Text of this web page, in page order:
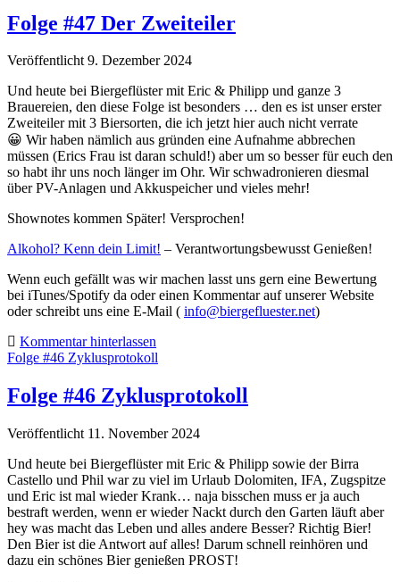
Folge #47 Der Zweiteiler
Veröffentlicht 9. Dezember 2024
Und heute bei Biergeflüster mit Eric & Philipp und ganze 3
Brauereien, den diese Folge ist besonders … den es ist unser erster
Zweiteiler mit 3 Biersorten, die ich jetzt hier auch nicht verrate
😀 Wir haben nämlich aus gründen eine Aufnahme abbrechen
müssen (Erics Frau ist daran schuld!) aber um so besser für euch den
so habt ihr uns noch länger im Ohr. Wir schwadronieren diesmal
über PV-Anlagen und Akkuspeicher und vieles mehr!
Shownotes kommen Später! Versprochen!
Alkohol? Kenn dein Limit! – Verantwortungsbewusst Genießen!
Wenn euch gefällt was wir machen lasst uns gern eine Bewertung
bei iTunes/Spotify da oder einen Kommentar auf unserer Website
oder schreibt uns eine E-Mail ( info@biergefluester.net)
Kommentar hinterlassen
Folge #46 Zyklusprotokoll
Folge #46 Zyklusprotokoll
Veröffentlicht 11. November 2024
Und heute bei Biergeflüster mit Eric & Philipp sowie der Birra
Castello und Phil war zu viel im Urlaub Dolomiten, IFA, Zugspitze
und Eric ist mal wieder Krank… naja bisschen muss er ja auch
bestraft werden, wenn er wieder Nackt durch den Garten läuft aber
hey was macht das Leben und alles andere Besser? Richtig Bier!
Den Bier ist die Antwort auf alles! Darum schnell reinhören und
dazu ein schönes Bier genießen PROST!